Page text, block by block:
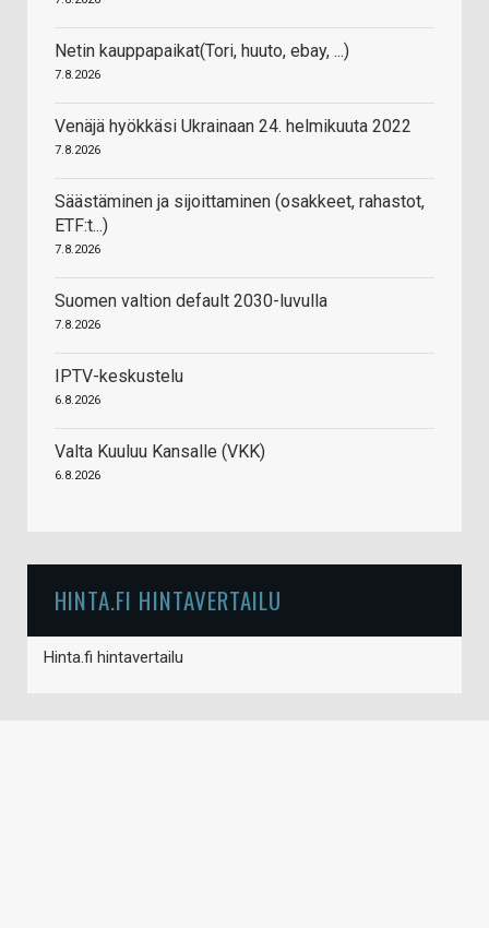
Netin kauppapaikat(Tori, huuto, ebay, ...)
7.8.2026
Venäjä hyökkäsi Ukrainaan 24. helmikuuta 2022
7.8.2026
Säästäminen ja sijoittaminen (osakkeet, rahastot,
ETF:t...)
7.8.2026
Suomen valtion default 2030-luvulla
7.8.2026
IPTV-keskustelu
6.8.2026
Valta Kuuluu Kansalle (VKK)
6.8.2026
HINTA.FI HINTAVERTAILU
Hinta.fi hintavertailu